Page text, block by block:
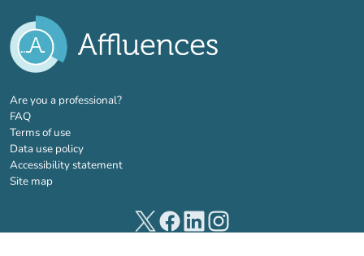
Are you a professional?(new tab)
FAQ
Terms of use
Data use policy
Accessibility statement
Site map
(new tab)(new tab)(new tab)